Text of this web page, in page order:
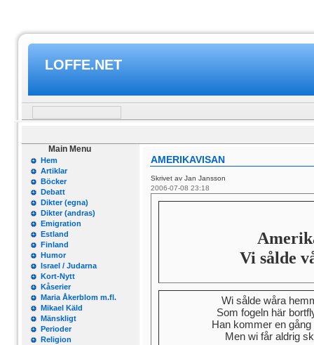
LOFFE.NET
Main Menu
Hem
Artiklar
Böcker
Debatt
Dikter (egna)
Dikter (andras)
Emigration
Estland
Finland
Humor
Israel / Judarna
Kort-Nytt
Kåserier
Maria Åkerblom m.fl.
Mikael Käld
Mänskligt
Perioder
Religion
AMERIKAVISAN
Skrivet av Jan Jansson
2006-07-08 23:18
Vi sålde
Wi sålde wåra
Som fogeln här
Han kommer en
Men wi får aldrig